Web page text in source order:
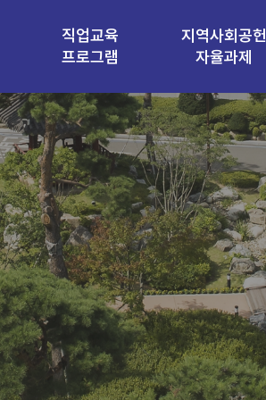
직업교육
프로그램
지역사회공헌
자율과제